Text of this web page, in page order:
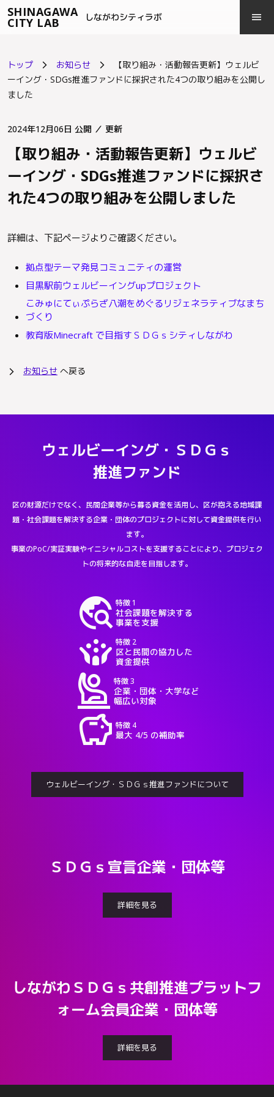
SHINAGAWA
CITY LAB しながわシティラボ menu
close
トップ arrow_forward_ios お知らせ arrow_forward_ios
【取り組み・活動報告更新】ウェルビ
ーイング・SDGs推進ファンドに採択された4つの取り組みを公開し
ました
2024年12月06日 公開 ／ 更新
【取り組み・活動報告更新】ウェルビ
ーイング・SDGs推進ファンドに採択さ
れた4つの取り組みを公開しました
詳細は、下記ページよりご確認ください。
拠点型テーマ発見コミュニティの運営
目黒駅前ウェルビーイングupプロジェクト
こみゅにてぃぷらざ八潮をめぐるリジェネラティブなまち
づくり
教育版Minecraft で目指すＳＤＧｓシティしながわ
arrow_forward_ios お知らせ へ戻る
ウェルビーイング・ＳＤＧｓ
推進ファンド
区の財源だけでなく、民間企業等から募る資金を活用し、区が抱える地域課
題・社会課題を解決する企業・団体のプロジェクトに対して資金提供を行い
ます。
事業のPoC/実証実験やイニシャルコストを支援することにより、プロジェク
トの将来的な自走を目指します。
travel_explore 特徴 1
社会課題を解決する
事業を支援
crowdsource 特徴 2
区と民間の協力した
資金提供
person_raised_hand 特徴 3
企業・団体・大学など
幅広い対象
savings 特徴 4
最大 4/5 の補助率
ウェルビーイング・ＳＤＧｓ推進ファンドについて
ＳＤＧｓ宣言企業・団体等
詳細を見る
しながわＳＤＧｓ共創推進プラットフ
ォーム会員企業・団体等
詳細を見る